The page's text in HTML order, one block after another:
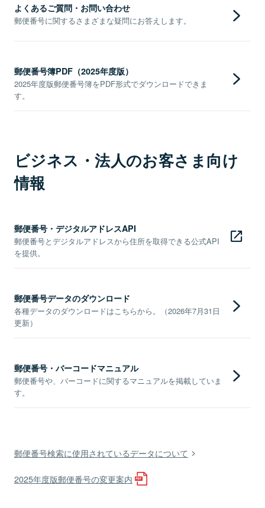
よくあるご質問・お問い合わせ
郵便番号に関するさまざまな疑問にお答えします。
郵便番号簿PDF（2025年度版）
2025年度版郵便番号簿をPDF形式でダウンロードできま
す。
ビジネス・法人のお客さま向け
情報
郵便番号・デジタルアドレスAPI
郵便番号とデジタルアドレスから住所を取得できる公式API
を提供。
郵便番号データのダウンロード
各種データのダウンロードはこちらから。（2026年7月31日
更新）
郵便番号・バーコードマニュアル
郵便番号や、バーコードに関するマニュアルを掲載していま
す。
郵便番号検索に使用されているデータについて
2025年度版郵便番号の変更案内